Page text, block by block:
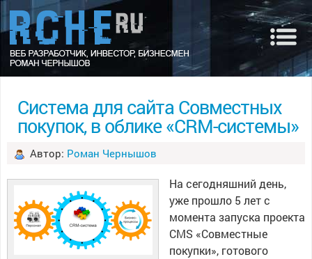
Система для сайта Совместных
покупок, в облике «CRM-системы»
Автор: Роман Чернышов
На сегодняшний день,
уже прошло 5 лет с
момента запуска проекта
CMS «Совместные
покупки», готового